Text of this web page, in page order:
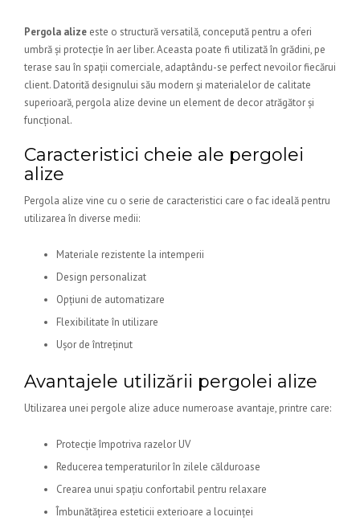
Pergola alize este o structură versatilă, concepută pentru a oferi
umbră și protecție în aer liber. Aceasta poate fi utilizată în grădini, pe
terase sau în spații comerciale, adaptându-se perfect nevoilor fiecărui
client. Datorită designului său modern și materialelor de calitate
superioară, pergola alize devine un element de decor atrăgător și
funcțional.
Caracteristici cheie ale pergolei
alize
Pergola alize vine cu o serie de caracteristici care o fac ideală pentru
utilizarea în diverse medii:
Materiale rezistente la intemperii
Design personalizat
Opțiuni de automatizare
Flexibilitate în utilizare
Ușor de întreținut
Avantajele utilizării pergolei alize
Utilizarea unei pergole alize aduce numeroase avantaje, printre care:
Protecție împotriva razelor UV
Reducerea temperaturilor în zilele călduroase
Crearea unui spațiu confortabil pentru relaxare
Îmbunătățirea esteticii exterioare a locuinței